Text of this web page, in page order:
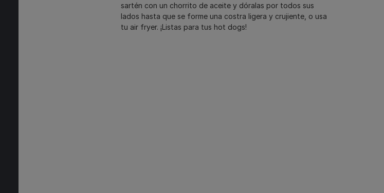
sartén con un chorrito de aceite y dóralas por todos sus
lados hasta que se forme una costra ligera y crujiente, o usa
tu air fryer. ¡Listas para tus hot dogs!